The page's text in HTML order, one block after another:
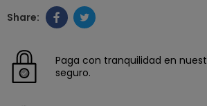
Paga con tranquilidad en
seguro.